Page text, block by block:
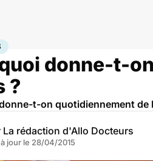
Enfant
donne-t-
?
t-on quotidiennement de
La rédaction d'Allo Docteurs
jour le 28/04/2015